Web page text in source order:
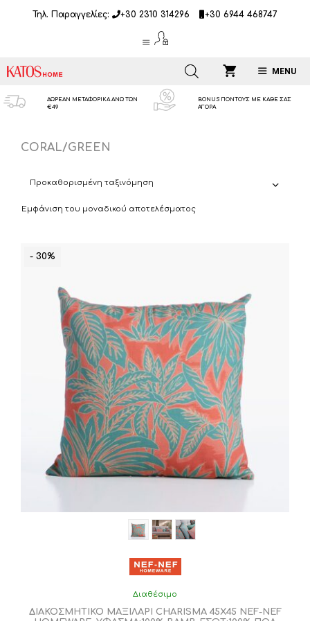
Τηλ. Παραγγελίες: +30 2310 314296 +30 6944 468747
MENU
ΔΩΡΕΑΝ ΜΕΤΑΦΟΡΙΚΑ ΑΝΩ ΤΩΝ
€49
BONUS ΠΟΝΤΟΥΣ ΜΕ ΚΑΘΕ ΣΑΣ
ΑΓΟΡΑ
CORAL/GREEN
Εμφάνιση του μοναδικού αποτελέσματος
- 30%
Διαθέσιμο
ΔΙΑΚΟΣΜΗΤΙΚΟ ΜΑΞΙΛΑΡΙ CHARISMA 45X45 NEF-NEF